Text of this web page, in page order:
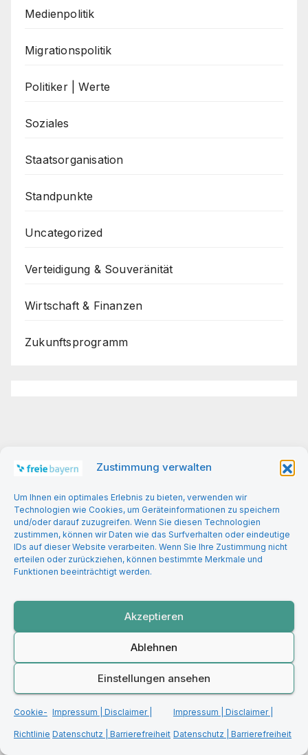
Zustimmung verwalten
Um Ihnen ein optimales Erlebnis zu bieten, verwenden wir
Technologien wie Cookies, um Geräteinformationen zu speichern
und/oder darauf zuzugreifen. Wenn Sie diesen Technologien
zustimmen, können wir Daten wie das Surfverhalten oder eindeutige
IDs auf dieser Website verarbeiten. Wenn Sie Ihre Zustimmung nicht
erteilen oder zurückziehen, können bestimmte Merkmale und
Funktionen beeinträchtigt werden.
Akzeptieren
Ablehnen
Einstellungen ansehen
Cookie-
Richtlinie
Impressum | Disclaimer |
Datenschutz | Barrierefreiheit
Impressum | Disclaimer |
Datenschutz | Barrierefreiheit
Medienpolitik
Migrationspolitik
Politiker | Werte
Soziales
Staatsorganisation
Standpunkte
Uncategorized
Verteidigung & Souveränität
Wirtschaft & Finanzen
Zukunftsprogramm
Wenn „kein Kommentar“ zur
Antwort wird – Über
Warnsignale aus Schulen, die
niemand hören will